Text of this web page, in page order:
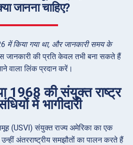
जानना चाहिए?
में किया गया था, और जानकारी समय के
जानकारी की प्रति केवल तभी बना सकते हैं
वाला लिंक प्रदान करें।
1968 की संयुक्त राष्ट्र
में भागीदारी
समूह (USVI) संयुक्त राज्य अमेरिका का एक
अंतरराष्ट्रीय समझौतों का पालन करते हैं